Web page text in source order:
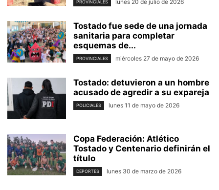
PROVINCIALES lunes 20 de julio de 2026
Tostado fue sede de una jornada
sanitaria para completar
esquemas de...
PROVINCIALES miércoles 27 de mayo de 2026
Tostado: detuvieron a un hombre
acusado de agredir a su expareja
POLICIALES lunes 11 de mayo de 2026
Copa Federación: Atlético
Tostado y Centenario definirán el
título
DEPORTES lunes 30 de marzo de 2026